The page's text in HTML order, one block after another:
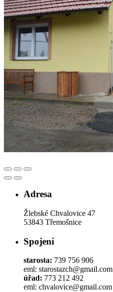
Adresa
Žlebské Chvalovice 47
53843 Třemošnice
Spojení
starosta: 739 756 906
eml: starostazch@gmail.com
úřad: 773 212 492
eml: chvalovice@gmail.com